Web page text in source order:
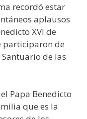
recordó estar
aplausos
XVI de
participaron de
de las
Papa Benedicto
que es la